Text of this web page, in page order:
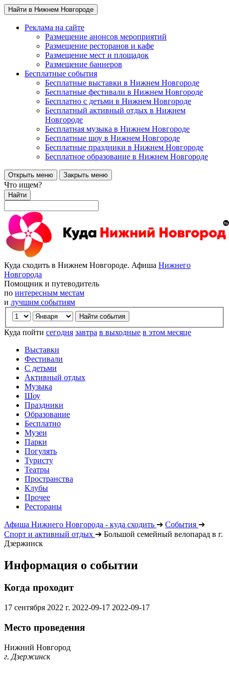
Найти в Нижнем Новгороде
Реклама на сайте
Размещение анонсов мероприятий
Размещение ресторанов и кафе
Размещение мест и площадок
Размещение баннеров
Бесплатные события
Бесплатные выставки в Нижнем Новгороде
Бесплатные фестивали в Нижнем Новгороде
Бесплатно с детьми в Нижнем Новгороде
Бесплатный активный отдых в Нижнем
Новгороде
Бесплатная музыка в Нижнем Новгороде
Бесплатные шоу в Нижнем Новгороде
Бесплатные праздники в Нижнем Новгороде
Бесплатное образование в Нижнем Новгороде
Открыть меню Закрыть меню
Что ищем?
Найти
Куда сходить в Нижнем Новгороде. Афиша Нижнего
Новгорода
Помощник и путеводитель
по интересным местам
и лучшим событиям
Куда пойти сегодня завтра в выходные в этом месяце
Выставки
Фестивали
С детьми
Активный отдых
Музыка
Шоу
Праздники
Образование
Бесплатно
Музеи
Парки
Погулять
Туристу
Театры
Пространства
Клубы
Прочее
Рестораны
Афиша Нижнего Новгорода - куда сходить ➔ События ➔
Спорт и активный отдых ➔ Большой семейный велопарад в г.
Дзержинск
Информация о событии
Когда проходит
17 сентября 2022 г. 2022-09-17 2022-09-17
Место проведения
Нижний Новгород
г. Дзержинск